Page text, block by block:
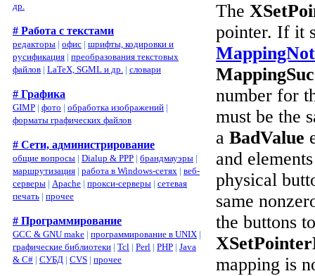
др.
# Работа с текстами
редакторы | офис | шрифты, кодировки и
русификация | преобразования текстовых
файлов | LaTeX, SGML и др. | словари
# Графика
GIMP | фото | обработка изображений |
форматы графических файлов
# Сети, администрирование
общие вопросы | Dialup & PPP | брандмауэры |
маршрутизация | работа в Windows-сетях | веб-
серверы | Apache | прокси-серверы | сетевая
печать | прочее
# Программирование
GCC & GNU make | программирование в UNIX |
графические библиотеки | Tcl | Perl | PHP | Java
& C# | СУБД | CVS | прочее
The
pointer. If it
number for
must be the
aBadValue
and
physical
same
the buttons
mapping is